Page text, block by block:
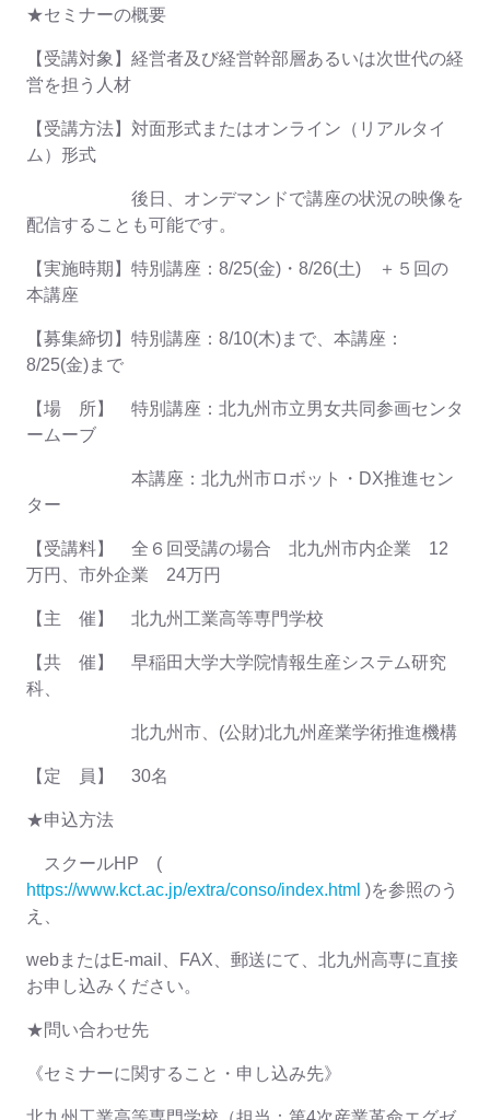
★セミナーの概要
【受講対象】経営者及び経営幹部層あるいは次世代の経
営を担う人材
【受講方法】対面形式またはオンライン（リアルタイ
ム）形式
後日、オンデマンドで講座の状況の映像を
配信することも可能です。
【実施時期】特別講座：8/25(金)・8/26(土) ＋５回の
本講座
【募集締切】特別講座：8/10(木)まで、本講座：
8/25(金)まで
【場 所】 特別講座：北九州市立男女共同参画センタ
ームーブ
本講座：北九州市ロボット・DX推進セン
ター
【受講料】 全６回受講の場合 北九州市内企業 12
万円、市外企業 24万円
【主 催】 北九州工業高等専門学校
【共 催】 早稲田大学大学院情報生産システム研究
科、
北九州市、(公財)北九州産業学術推進機構
【定 員】 30名
★申込方法
スクールHP (
https://www.kct.ac.jp/extra/conso/index.html )を参照のう
え、
webまたはE-mail、FAX、郵送にて、北九州高専に直接
お申し込みください。
★問い合わせ先
《セミナーに関すること・申し込み先》